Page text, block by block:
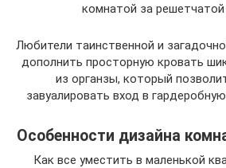
комнатой за
Любители таинственной и
дополнить просторную кровать
из органзы, который
завуалировать вход в
Особенности дизайна
Как все уместить в маленькой